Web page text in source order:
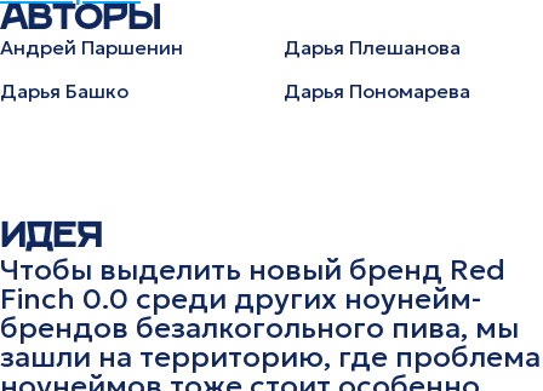
АВТОРЫ
Андрей Паршенин
Дарья Плешанова
Дарья Башко
Дарья Пономарева
ИДЕЯ
Чтобы выделить новый бренд Red
Finch 0.0 среди других ноунейм-
брендов безалкогольного пива, мы
зашли на территорию, где проблема